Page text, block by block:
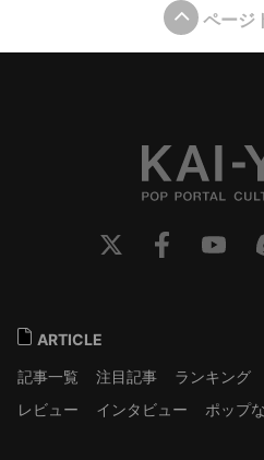
ページ
ARTICLE
記事一覧
注目記事 ランキング
レビュー
インタビュー ポップ